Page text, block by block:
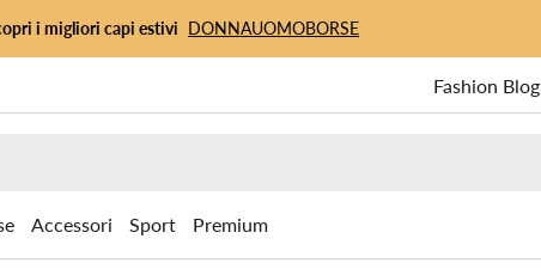
i migliori capi estivi DONNAUOMOBORSE
Fashion Blog
Accessori Sport Premium